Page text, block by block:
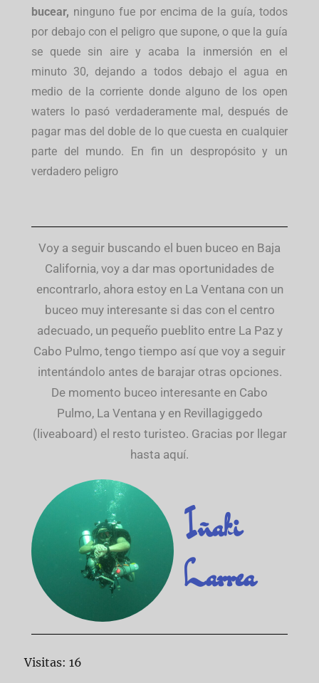
bucear, ninguno fue por encima de la guía, todos
por debajo con el peligro que supone, o que la guía
se quede sin aire y acaba la inmersión en el
minuto 30, dejando a todos debajo el agua en
medio de la corriente donde alguno de los open
waters lo pasó verdaderamente mal, después de
pagar mas del doble de lo que cuesta en cualquier
parte del mundo. En fin un despropósito y un
verdadero peligro
Voy a seguir buscando el buen buceo en Baja
California, voy a dar mas oportunidades de
encontrarlo, ahora estoy en La Ventana con un
buceo muy interesante si das con el centro
adecuado, un pequeño pueblito entre La Paz y
Cabo Pulmo, tengo tiempo así que voy a seguir
intentándolo antes de barajar otras opciones.
De momento buceo interesante en Cabo
Pulmo, La Ventana y en Revillagiggedo
(liveaboard) el resto turisteo. Gracias por llegar
hasta aquí.
Iñaki
Larrea
Visitas: 16